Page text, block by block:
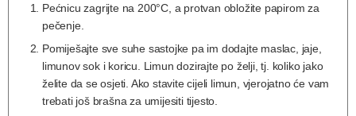
Pećnicu zagrijte na 200°C, a protvan obložite papirom za
pečenje.
Pomiješajte sve suhe sastojke pa im dodajte maslac, jaje,
limunov sok i koricu. Limun dozirajte po želji, tj. koliko jako
želite da se osjeti. Ako stavite cijeli limun, vjerojatno će vam
trebati još brašna za umijesiti tijesto.